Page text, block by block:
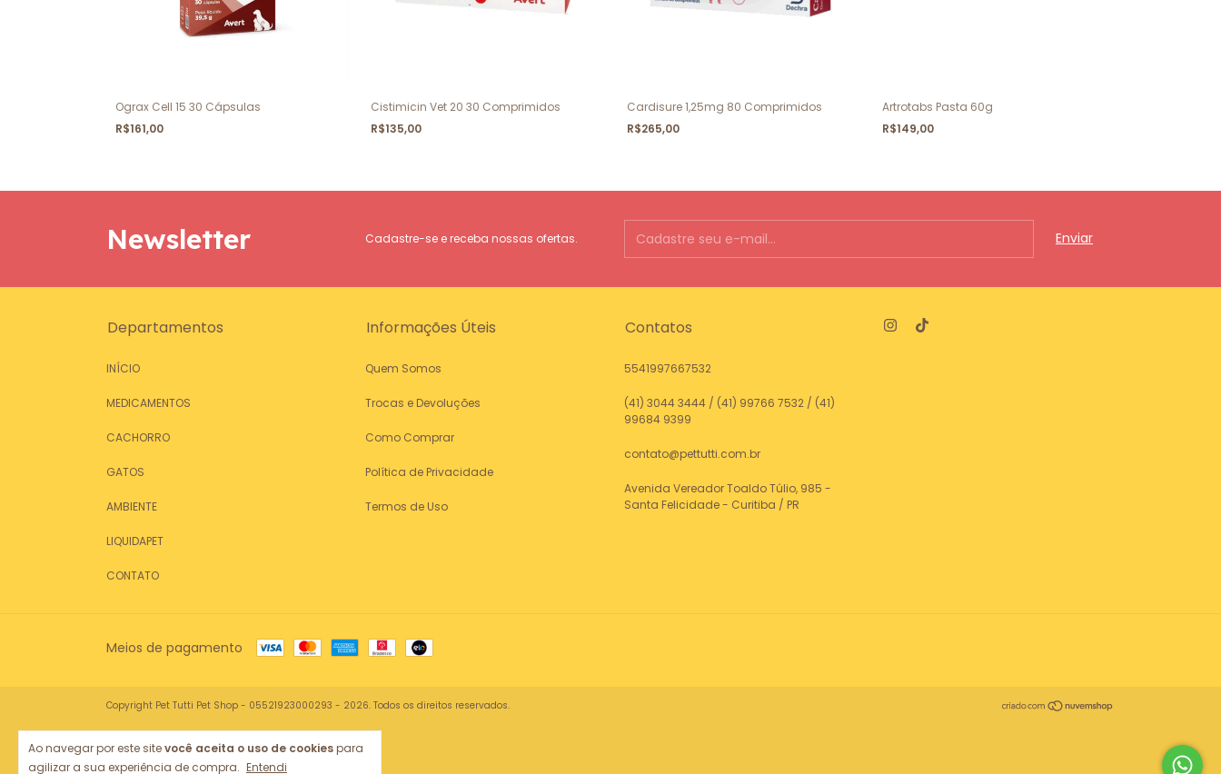
Ao navegar por este sitevocê aceita o uso de cookiespara
agilizar a sua experiência de compra. Entendi
Ograx Cell 15 30 Cápsulas
R$161,00
Cistimicin Vet 20 30 Comprimidos
R$135,00
Cardisure 1,25mg 80 Comprimidos
R$265,00
Artrotabs Pasta 60g
R$149,00
Newsletter Cadastre-se e receba nossas ofertas.
Departamentos
INÍCIO
MEDICAMENTOS
CACHORRO
GATOS
AMBIENTE
LIQUIDAPET
CONTATO
Informações Úteis
Quem Somos
Trocas e Devoluções
Como Comprar
Política de Privacidade
Termos de Uso
Contatos
5541997667532
(41) 3044 3444 / (41) 99766 7532 / (41)
99684 9399
contato@pettutti.com.br
Avenida Vereador Toaldo Túlio, 985 -
Santa Felicidade - Curitiba / PR
Meios de pagamento
Copyright Pet Tutti Pet Shop - 05521923000293 - 2026. Todos os direitos reservados.